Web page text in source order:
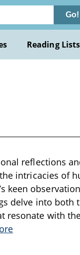
Go!
Reading Lists
reflections
intricacies of
keen
delve into both
resonate with